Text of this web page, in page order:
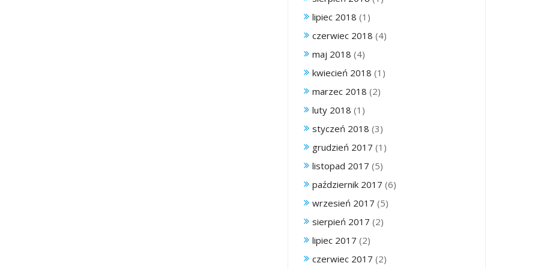
lipiec 2018 (1)
czerwiec 2018 (4)
maj 2018 (4)
kwiecień 2018 (1)
marzec 2018 (2)
luty 2018 (1)
styczeń 2018 (3)
grudzień 2017 (1)
listopad 2017 (5)
październik 2017 (6)
wrzesień 2017 (5)
sierpień 2017 (2)
lipiec 2017 (2)
czerwiec 2017 (2)